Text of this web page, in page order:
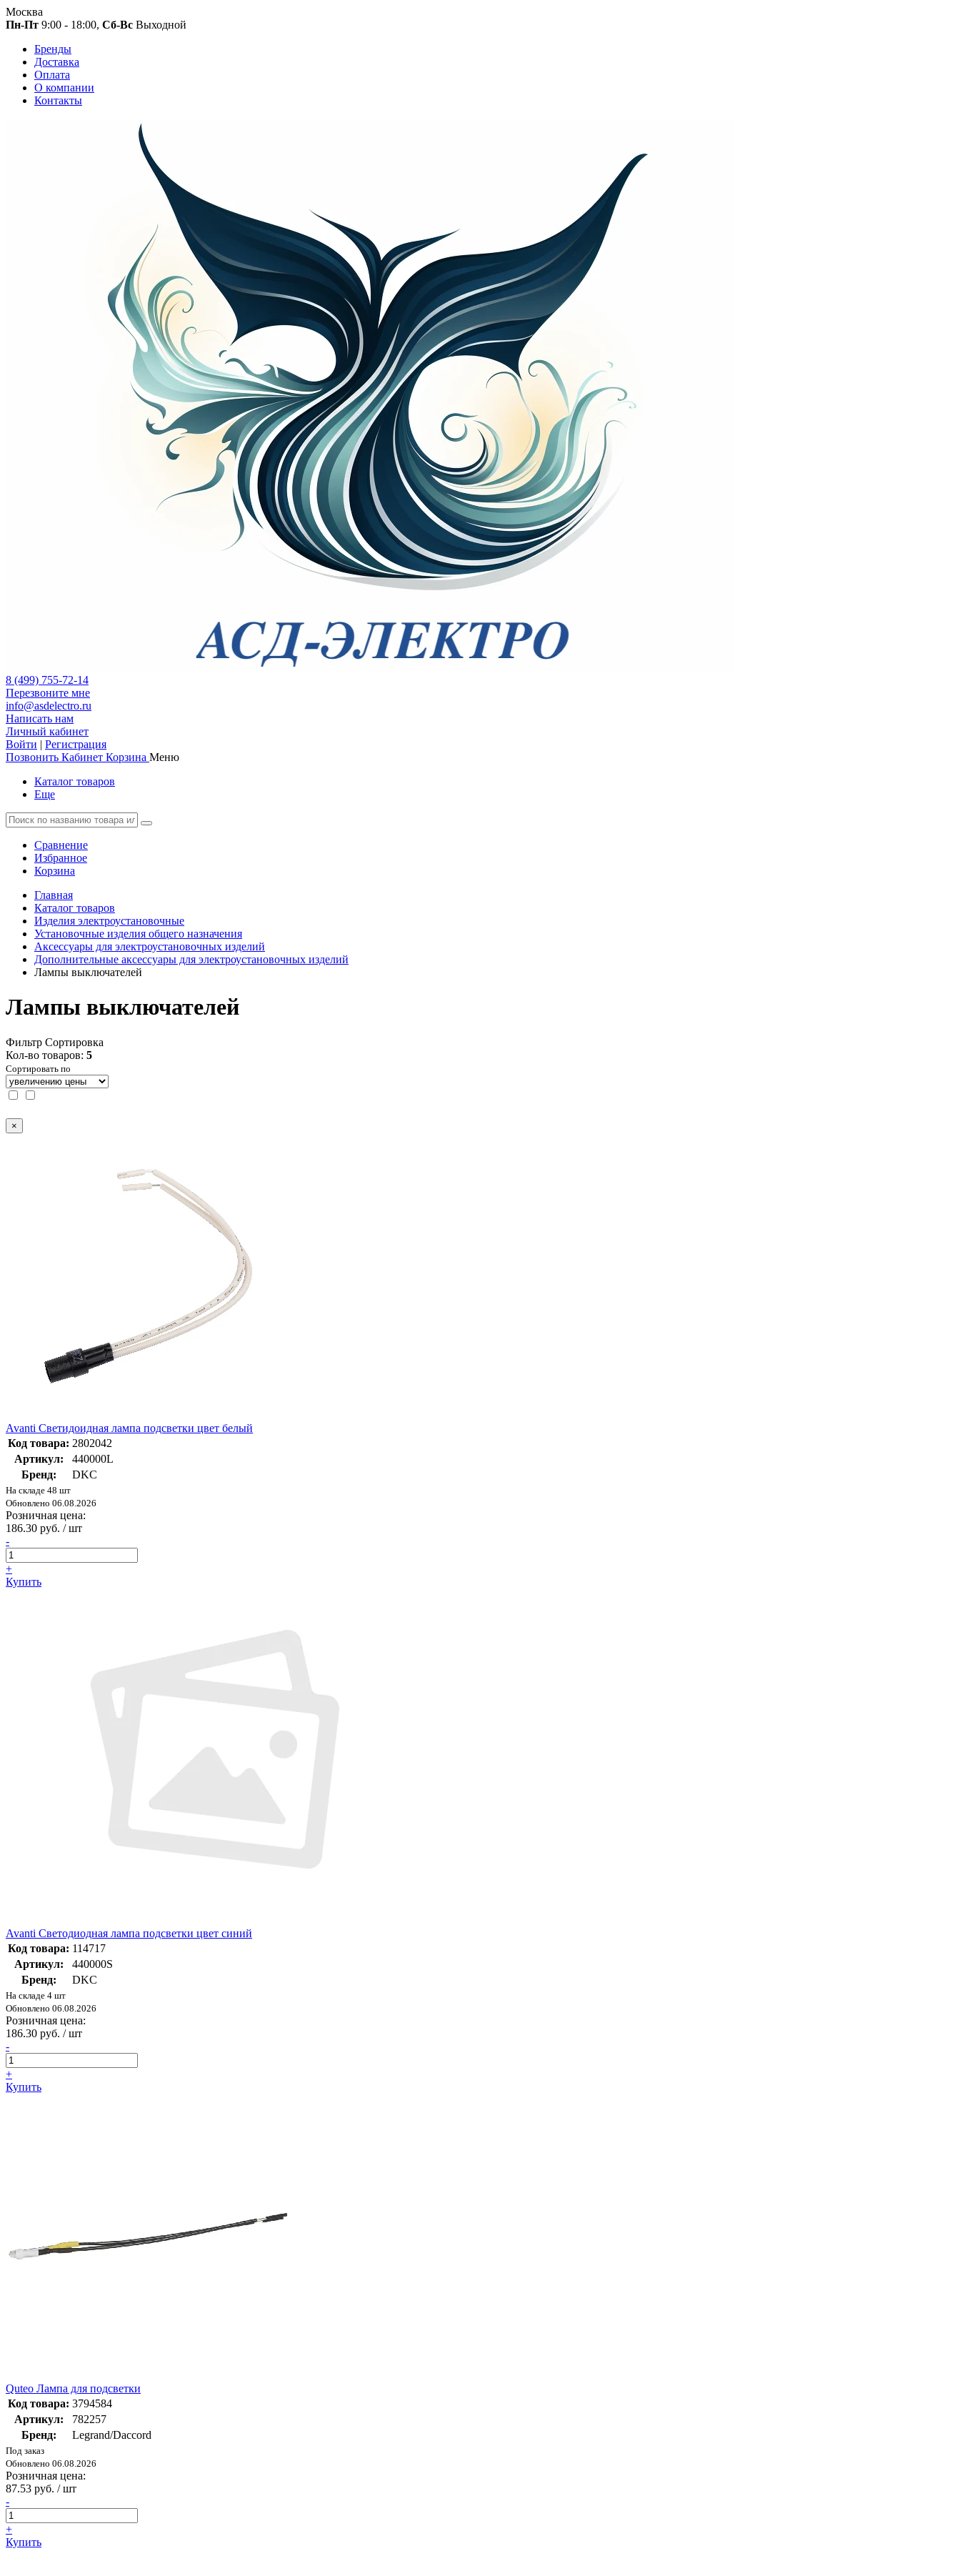
Москва
Пн-Пт 9:00 - 18:00, Сб-Вс Выходной
Бренды
Доставка
Оплата
О компании
Контакты
8 (499) 755-72-14
Перезвоните мне
info@asdelectro.ru
Написать нам
Личный кабинет
Войти | Регистрация
Позвонить Кабинет Корзина Меню
Каталог товаров
Еще
Сравнение
Избранное
Корзина
Главная
Каталог товаров
Изделия электроустановочные
Установочные изделия общего назначения
Аксессуары для электроустановочных изделий
Дополнительные аксессуары для электроустановочных изделий
Лампы выключателей
Лампы выключателей
Фильтр Сортировка
Кол-во товаров: 5
Сортировать по
×
Avanti Светидоидная лампа подсветки цвет белый
Код товара: 2802042
Артикул:
440000L
Бренд:
DKC
На складе 48 шт
Обновлено 06.08.2026
Розничная цена:
186.30 руб. / шт
-
+
Купить
Avanti Светодиодная лампа подсветки цвет синий
Код товара: 114717
Артикул:
440000S
Бренд:
DKC
На складе 4 шт
Обновлено 06.08.2026
Розничная цена:
186.30 руб. / шт
-
+
Купить
Quteo Лампа для подсветки
Код товара: 3794584
Артикул:
782257
Бренд:
Legrand/Daccord
Под заказ
Обновлено 06.08.2026
Розничная цена:
87.53 руб. / шт
-
+
Купить